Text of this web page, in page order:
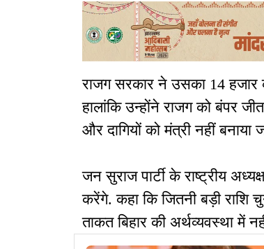
राजग सरकार ने उसका 14
हालांकि उन्होंने राजग को बंपर
और दागियों को मंत्री नहीं
जन सुराज पार्टी के राष्ट्रीय
करेंगे. कहा कि जितनी बड़ी राशि
ताकत बिहार की अर्थव्यवस्था में